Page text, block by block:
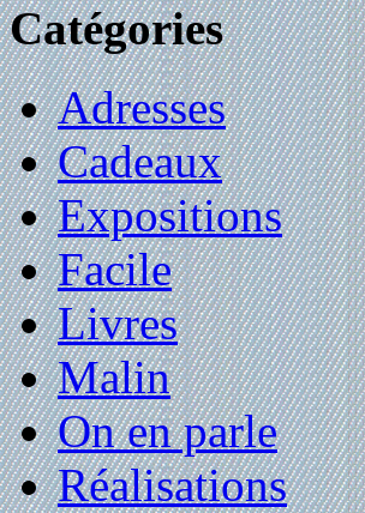
Catégories
Adresses
Cadeaux
Expositions
Facile
Livres
Malin
On en parle
Réalisations